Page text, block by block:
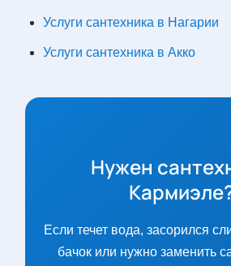
Услуги сантехника в Нагарии
Услуги сантехника в Акко
Нужен
Если течет вода, засорился
бачок или нужно заменить